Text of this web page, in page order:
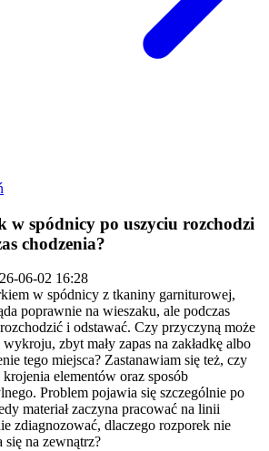
w spódnicy po uszyciu rozchodzi
chodzenia?
06-02 16:28
w spódnicy z tkaniny garniturowej,
poprawnie na wieszaku, ale podczas
i odstawać. Czy przyczyną może
zbyt mały zapas na zakładkę albo
tego miejsca? Zastanawiam się też, czy
elementów oraz sposób
Problem pojawia się szczególnie po
materiał zaczyna pracować na linii
zdiagnozować, dlaczego rozporek nie
na zewnątrz?